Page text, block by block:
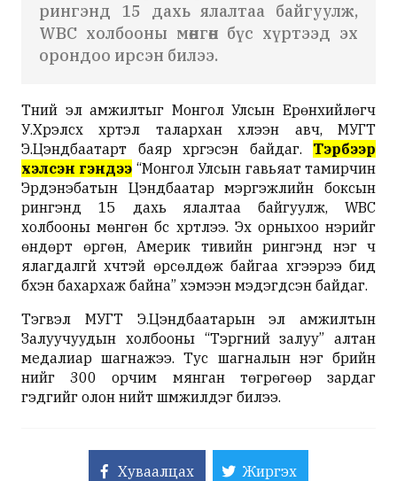
рингэнд 15 дахь ялалтаа байгуулж,
WBC холбооны мөнгөн бүс хүртээд эх
орондоо ирсэн билээ.
Түүний эл амжилтыг Монгол Улсын Ерөнхийлөгч
У.Хүрэлсүх хүртэл талархан хүлээн авч, МУГТ
Э.Цэндбаатарт баяр хүргэсэн байдаг. Тэрбээр
хэлсэн үгэндээ “Монгол Улсын гавьяат тамирчин
Эрдэнэбатын Цэндбаатар мэргэжлийн боксын
рингэнд 15 дахь ялалтаа байгуулж, WBC
холбооны мөнгөн бүс хүртлээ. Эх орныхоо нэрийг
өндөрт өргөн, Америк тивийн рингэнд нэг ч
ялагдалгүй хүчтэй өрсөлдөж байгаа хүүгээрээ бид
бүхэн бахархаж байна” хэмээн мэдэгдсэн байдаг.
Тэгвэл МУГТ Э.Цэндбаатарын эл амжилтын
Залуучуудын холбооны “Тэргүүний залуу” алтан
медалиар шагнажээ. Тус шагналын нэг бүрийн
үнийг 300 орчим мянган төгрөгөөр зардаг
гэдгийг олон нийт шүүмжилдэг билээ.
Хуваалцах Жиргэх